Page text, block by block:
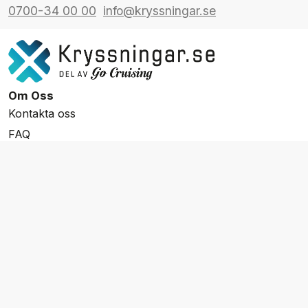
0700-34 00 00 info@kryssningar.se
Om Oss
Kontakta oss
FAQ